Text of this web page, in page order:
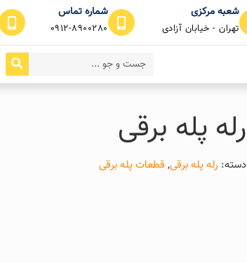
شعبه مرکزی
تهران - خیابان آزادی
شماره تماس
0912-8900280
رله پله برقی
دسته: رله پله برقی, قطعات پله برقی